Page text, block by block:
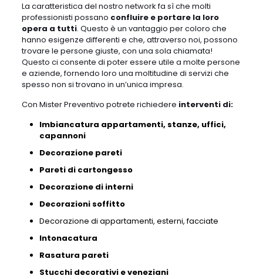
La caratteristica del nostro network fa sì che molti
professionisti possano confluire e portare la loro
opera a tutti. Questo è un vantaggio per coloro che
hanno esigenze differenti e che, attraverso noi, possono
trovare le persone giuste, con una sola chiamata!
Questo ci consente di poter essere utile a molte persone
e aziende, fornendo loro una moltitudine di servizi che
spesso non si trovano in un’unica impresa.
Con Mister Preventivo potrete richiedere interventi di:
Imbiancatura appartamenti, stanze, uffici,
capannoni
Decorazione pareti
Pareti di cartongesso
Decorazione di interni
Decorazioni soffitto
Decorazione di appartamenti, esterni,facciate
Intonacatura
Rasatura pareti
Stucchi decorativi eveneziani